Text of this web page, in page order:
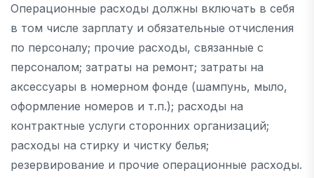
Операционные расходы должны включать в себя
в том числе зарплату и обязательные отчисления
по персоналу; прочие расходы, связанные с
персоналом; затраты на ремонт; затраты на
аксессуары в номерном фонде (шампунь, мыло,
оформление номеров и т.п.); расходы на
контрактные услуги сторонних организаций;
расходы на стирку и чистку белья;
резервирование и прочие операционные расходы.